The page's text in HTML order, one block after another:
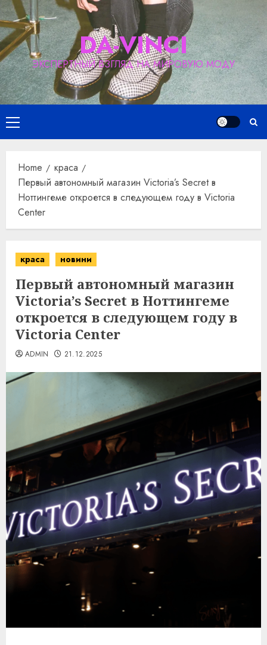
Skip
to
content
DA-VINCI
ЭКСПЕРТНЫЙ ВЗГЛЯД НА МИРОВУЮ МОДУ
Primary
Menu
Home
краса
Первый автономный магазин Victoria’s Secret в
Ноттингеме откроется в следующем году в Victoria
Center
краса новини
Первый автономный магазин
Victoria’s Secret в Ноттингеме
откроется в следующем году в
Victoria Center
ADMIN 21.12.2025